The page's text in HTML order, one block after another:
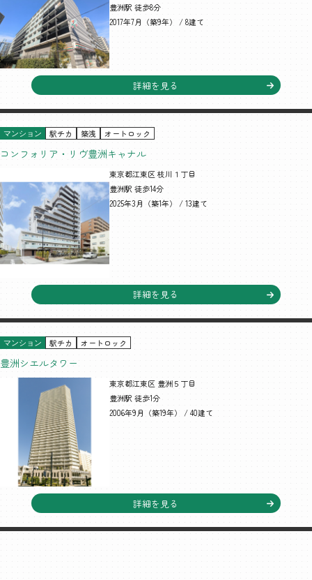
豊洲駅 徒歩8分
2017年7月（築9年） / 8建て
詳細を見る
マンション 駅チカ 築浅 オートロック
コンフォリア・リヴ豊洲キャナル
東京都江東区 枝川１丁目
豊洲駅 徒歩14分
2025年3月（築1年） / 13建て
詳細を見る
マンション 駅チカ オートロック
豊洲シエルタワー
東京都江東区 豊洲５丁目
豊洲駅 徒歩1分
2006年9月（築19年） / 40建て
詳細を見る